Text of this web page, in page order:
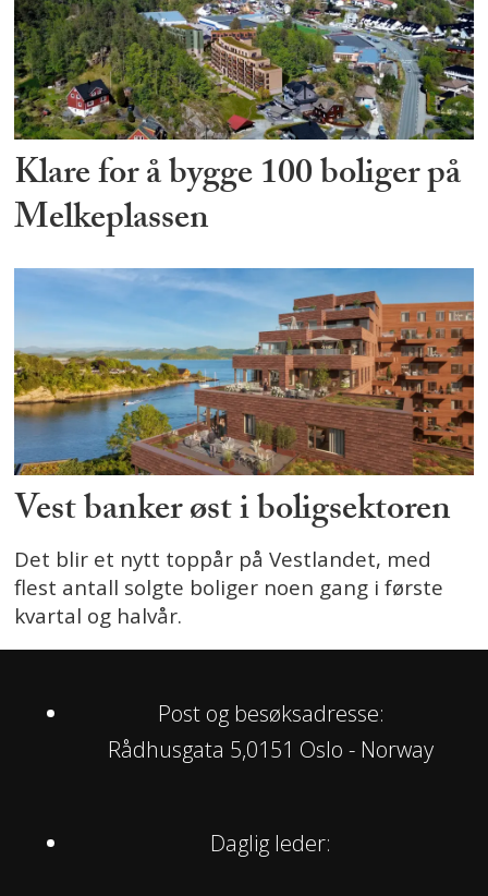
Klare for å bygge 100 boliger på
Melkeplassen
Vest banker øst i boligsektoren
Det blir et nytt toppår på Vestlandet, med
flest antall solgte boliger noen gang i første
kvartal og halvår.
Post og besøksadresse:
Rådhusgata 5,0151 Oslo - Norway
Daglig leder: